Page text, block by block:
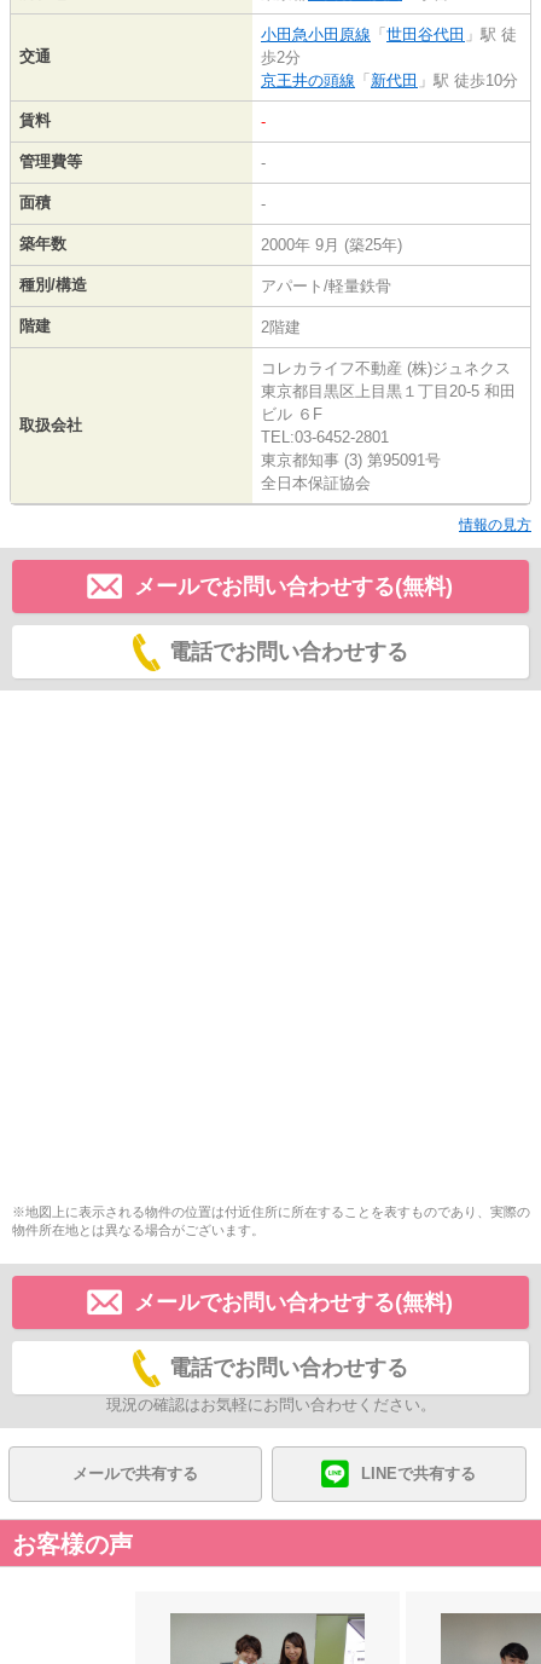
交通
小田急小田原線 「 世田谷代田 」駅 徒
歩2分
京王井の頭線 「 新代田 」駅 徒歩10分
賃料 -
管理費等 -
面積 -
築年数 2000年 9月 (築25年)
種別/構造 アパート/軽量鉄骨
階建 2階建
取扱会社
コレカライフ不動産 (株)ジュネクス
東京都目黒区上目黒１丁目20-5 和田
ビル ６F
TEL:03-6452-2801
東京都知事 (3) 第95091号
全日本保証協会
情報の見方
メールでお問い合わせする(無料)
電話でお問い合わせする
※地図上に表示される物件の位置は付近住所に所在することを表すものであり、実際の
物件所在地とは異なる場合がございます。
メールでお問い合わせする(無料)
電話でお問い合わせする
現況の確認はお気軽にお問い合わせください。
メールで共有する LINEで共有する
お客様の声